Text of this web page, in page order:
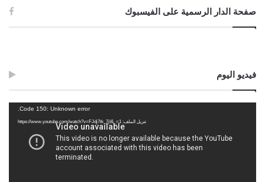
صفحة الدار الرسمية على الفيسبوك
فيديو اليوم
Code 150: Unknown error.
تنزيل الملف: https://www.youtube.com/watch?v=FJdj7tk_7jI&_=1